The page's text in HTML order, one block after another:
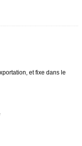
et fixe dans le